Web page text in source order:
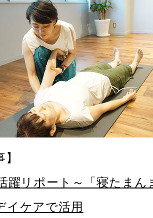
躍リポート～「寝たまん
イケアで活用